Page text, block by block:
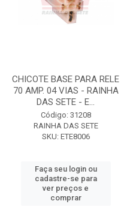
CHICOTE BASE PARA RELE
70 AMP. 04 VIAS - RAINHA
DAS SETE - E...
Código: 31208
RAINHA DAS SETE
SKU: ETE8006
Faça seu login ou
cadastre-se para
ver preços e
comprar